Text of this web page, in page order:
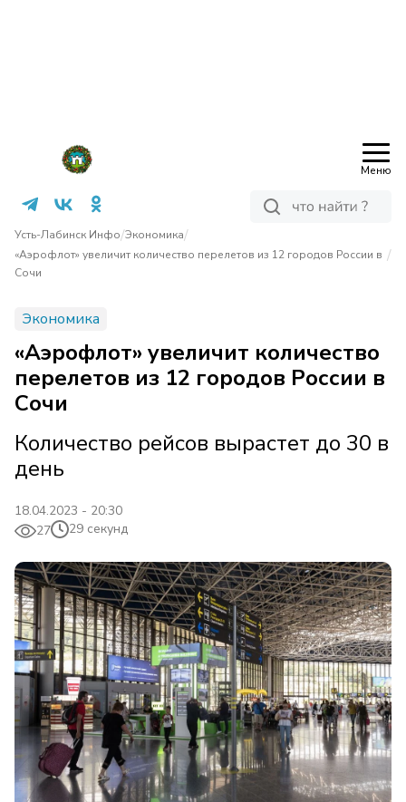
Меню
Усть-Лабинск Инфо/Экономика/
«Аэрофлот» увеличит количество перелетов из 12 городов России в
Сочи
/
Экономика
«Аэрофлот» увеличит количество
перелетов из 12 городов России в
Сочи
Количество рейсов вырастет до 30 в
день
18.04.2023 - 20:30
27
29 секунд